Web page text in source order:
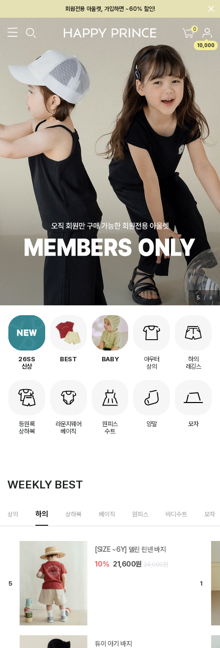
회원전용 아울렛, 가입하면 ~60% 할인!
멤버십 최대 28,000원 혜택 0
10,000
26SS 신상 BEST BABY[6~12M] 아우터/상의 하의/레깅스
5 / 6
26SS
신상
BEST BABY
아우터
상의
하의
레깅스
등원룩
상하복
라운지웨어
베이직
원피스
수트
양말 모자
WEEKLY BEST
상의 하의 상하복 베이직 원피스 바디수트 모자
[SIZE ~6Y] 델린 린넨 바지
10% 21,600원 24,000원
듀이 아기 바지